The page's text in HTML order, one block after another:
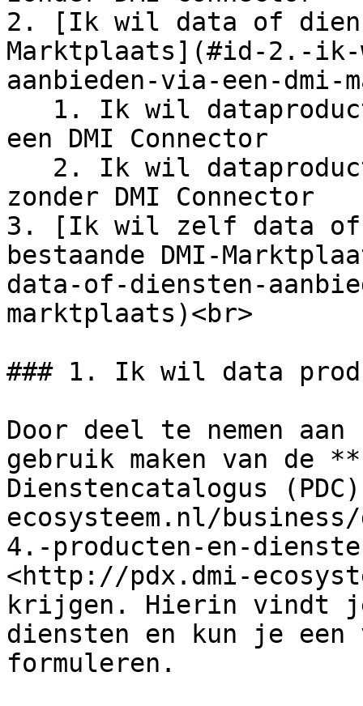
2. [Ik wil data of
Marktplaats](#id-2.-
aanbieden-via-een-dmi-
een DMI Connector
zonder DMI Connector
3. [Ik wil zelf data of
bestaande DMI-
data-of-diensten-
marktplaats)<br>
### 1. Ik wil data
Door deel te nemen aan
gebruik maken van de
Dienstencatalogus
ecosysteem.nl/
4.-producten-en-
<http://pdx.dmi-
krijgen. Hierin vindt
diensten en kun je een
formuleren.